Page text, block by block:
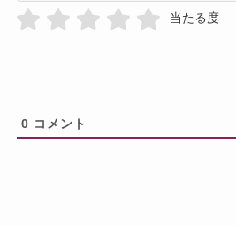
当たる度
0 コメント